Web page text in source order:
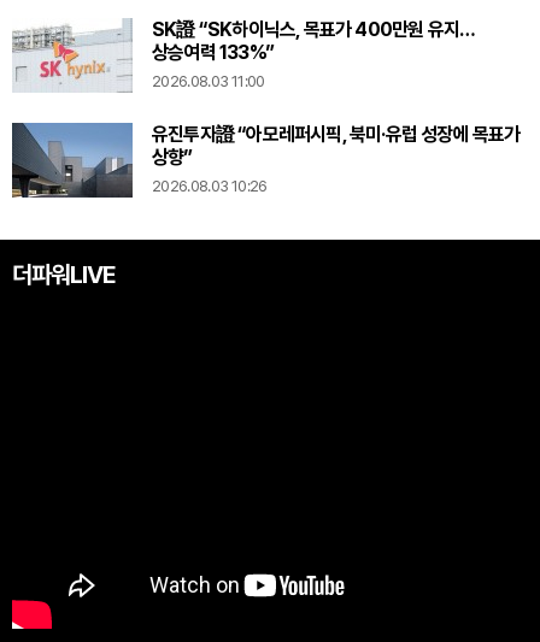
SK證 “SK하이닉스, 목표가 400만원 유지…
상승여력 133%”
2026.08.03 11:00
유진투자證 “아모레퍼시픽, 북미·유럽 성장에 목표가
상향”
2026.08.03 10:26
더파워LIVE